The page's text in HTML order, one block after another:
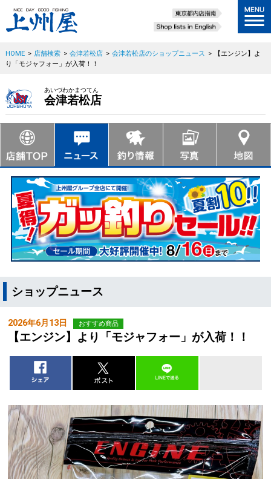
HOME > 店舗検索 > 会津若松店 > 会津若松店のショップニュース >
【エンジン】よ
り「モジャフォー」が入荷！！
あいづわかまつてん
会津若松店
ショップニュース
2026年6月13日 おすすめ商品
【エンジン】より「モジャフォー」が入荷！！